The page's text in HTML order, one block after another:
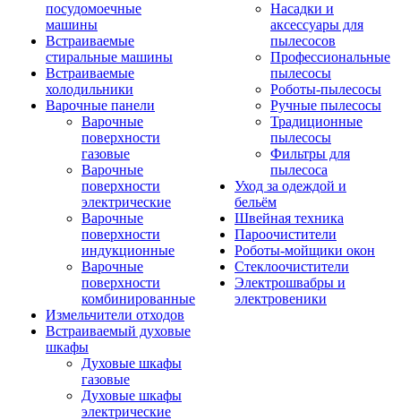
посудомоечные
машины
Встраиваемые
стиральные машины
Встраиваемые
холодильники
Варочные панели
Варочные
поверхности
газовые
Варочные
поверхности
электрические
Варочные
поверхности
индукционные
Варочные
поверхности
комбинированные
Измельчители отходов
Встраиваемый духовые
шкафы
Духовые шкафы
газовые
Духовые шкафы
электрические
Насадки и
аксессуары для
пылесосов
Профессиональные
пылесосы
Роботы-пылесосы
Ручные пылесосы
Традиционные
пылесосы
Фильтры для
пылесоса
Уход за одеждой и
бельём
Швейная техника
Пароочистители
Роботы-мойщики окон
Стеклоочистители
Электрошвабры и
электровеники